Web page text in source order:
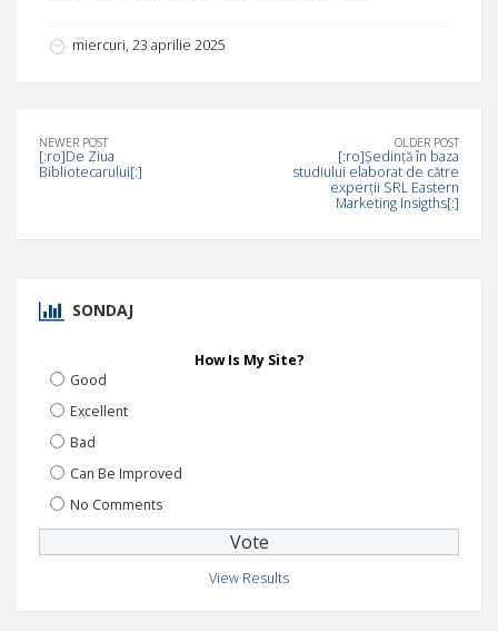
miercuri, 23 aprilie 2025
NEWER POST
[:ro]De Ziua
Bibliotecarului[:]
OLDER POST
[:ro]Ședință în baza
studiului elaborat de către
experții SRL Eastern
Marketing Insigths[:]
SONDAJ
How Is My Site?
Good
Excellent
Bad
Can Be Improved
No Comments
View Results